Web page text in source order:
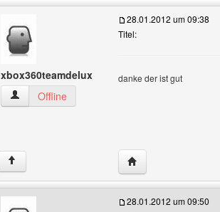
xbox360teamdelux
xbox360teamdelux Benutzer-Profile anzeigen
Offline
28.01.2012 um 09:38
Titel:
danke der ist gut
↑ Website dieses
28.01.2012 um 09:50